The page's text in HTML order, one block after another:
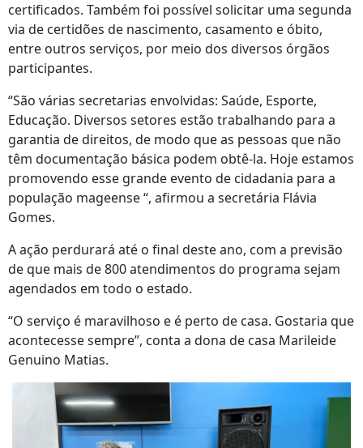
certificados. Também foi possível solicitar uma segunda
via de certidões de nascimento, casamento e óbito,
entre outros serviços, por meio dos diversos órgãos
participantes.
“São várias secretarias envolvidas: Saúde, Esporte,
Educação. Diversos setores estão trabalhando para a
garantia de direitos, de modo que as pessoas que não
têm documentação básica podem obtê-la. Hoje estamos
promovendo esse grande evento de cidadania para a
população mageense “, afirmou a secretária Flávia
Gomes.
A ação perdurará até o final deste ano, com a previsão
de que mais de 800 atendimentos do programa sejam
agendados em todo o estado.
“O serviço é maravilhoso e é perto de casa. Gostaria que
acontecesse sempre”, conta a dona de casa Marileide
Genuino Matias.